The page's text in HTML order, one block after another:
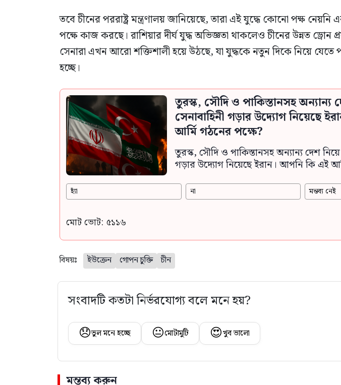
তবে চীনের পররাষ্ট্র মন্ত্রণালয় জানিয়েছে, তারা এই যুদ্ধে কোনো পক্ষ নেয়নি
পক্ষে কাজ করছে। রাশিয়ার দীর্ঘ যুদ্ধ অভিজ্ঞতা থাকলেও চীনের উন্নত ড্রোন
সেনারা এখন আরো শক্তিশালী হয়ে উঠছে, যা যুদ্ধকে নতুন দিকে নিয়ে যেতে
হচ্ছে।
তুরস্ক, সৌদি ও পাকিস্তানসহ অন্যান্য
সেনাবাহিনী গড়ার উদ্যোগ নিয়েছে
আর্মি গঠনের পক্ষে?
তুরস্ক, সৌদি ও পাকিস্তানসহ অন্যান্য দেশ নিয়ে
গড়ার উদ্যোগ নিয়েছে ইরান। আপনি কি এই
হ্যাঁ না মন্তব্য নেই
মোট ভোট: ৫১১৬
বিষয়ঃ ইউক্রেন গোপন চুক্তি চীন
সংবাদটি কতটা নির্ভরযোগ্য বলে মনে হয়?
😞ভুল মনে হচ্ছে 😐মোটামুটি 😍খুব ভালো
মন্তব্য করুন